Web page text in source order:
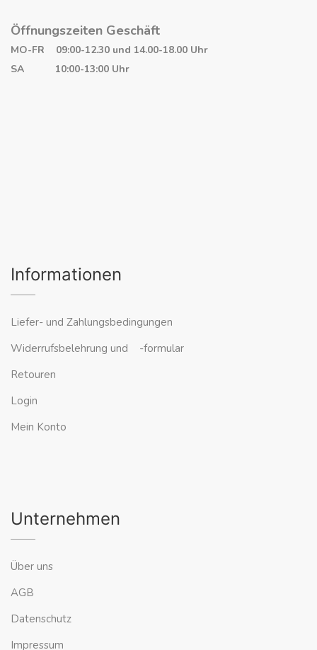
Öffnungszeiten Geschäft
MO-FR 09:00-12.30 und 14.00-18.00 Uhr
SA 10:00-13:00 Uhr
Informationen
Liefer- und Zahlungsbedingungen
Widerrufsbelehrung und -formular
Retouren
Login
Mein Konto
Unternehmen
Über uns
AGB
Datenschutz
Impressum